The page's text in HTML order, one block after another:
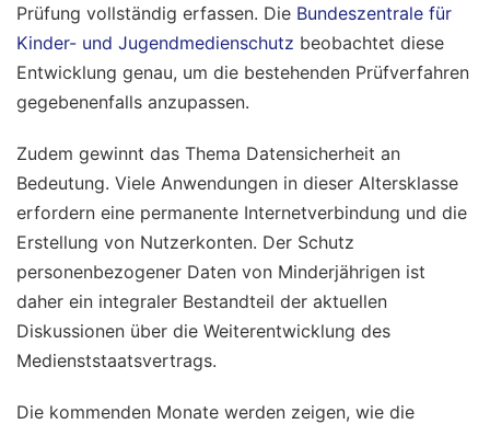
Prüfung vollständig erfassen. Die Bundeszentrale für
Kinder- und Jugendmedienschutz beobachtet diese
Entwicklung genau, um die bestehenden Prüfverfahren
gegebenenfalls anzupassen.
Zudem gewinnt das Thema Datensicherheit an
Bedeutung. Viele Anwendungen in dieser Altersklasse
erfordern eine permanente Internetverbindung und die
Erstellung von Nutzerkonten. Der Schutz
personenbezogener Daten von Minderjährigen ist
daher ein integraler Bestandteil der aktuellen
Diskussionen über die Weiterentwicklung des
Medienststaatsvertrags.
Die kommenden Monate werden zeigen, wie die